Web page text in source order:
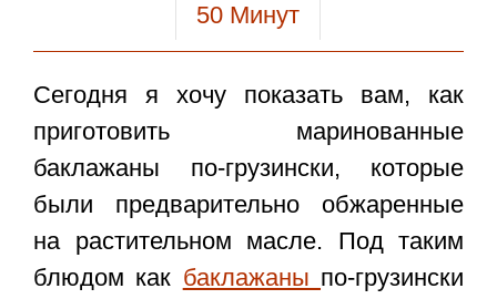
50 Минут
Сегодня я хочу показать вам, как
приготовить маринованные
баклажаны по-грузински, которые
были предварительно обжаренные
на растительном масле. Под таким
блюдом как баклажаны по-грузински